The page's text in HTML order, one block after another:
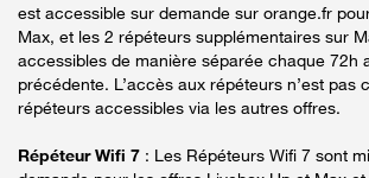
est accessible sur demande sur orange.fr
Max, et les 2 répéteurs supplémentaires sur
accessibles de manière séparée chaque 72h
précédente. L’accès aux répéteurs n’est pas
répéteurs accessibles via les autres offres.
Répéteur Wifi 7 : Les Répéteurs Wifi 7 sont